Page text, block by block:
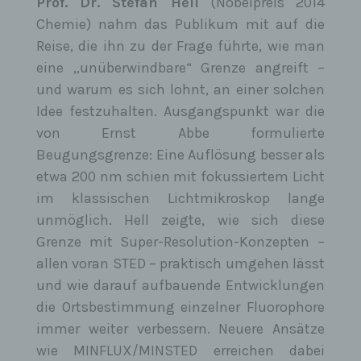
Chemie) nahm das Publikum mit auf die
Reise, die ihn zu der Frage führte, wie man
eine „unüberwindbare“ Grenze angreift –
und warum es sich lohnt, an einer solchen
Idee festzuhalten. Ausgangspunkt war die
von Ernst Abbe formulierte
Beugungsgrenze: Eine Auflösung besser als
etwa 200 nm schien mit fokussiertem Licht
im klassischen Lichtmikroskop lange
unmöglich. Hell zeigte, wie sich diese
Grenze mit Super-Resolution-Konzepten –
allen voran STED – praktisch umgehen lässt
und wie darauf aufbauende Entwicklungen
die Ortsbestimmung einzelner Fluorophore
immer weiter verbessern. Neuere Ansätze
wie MINFLUX/MINSTED erreichen dabei
Abs. 1 DS-GVO das Recht, zu erwirken, dass die
personenbezogenen Daten direkt von einem
übermittelt werden, soweit dies technisch machbar ist
und sofern hiervon nicht die Rechte und Freiheiten
anderer Personen beeinträchtigt werden.
Zur Geltendmachung des Rechts auf
Datenübertragbarkeit kann sich die betroffene Person
jederzeit an uns wenden.
g) Recht auf Widerspruch
Jede von der Verarbeitung personenbezogener Daten
betroffene Person hat das vom Europäischen
Richtlinien- und Verordnungsgeber gewährte Recht,
aus Gründen, die sich aus ihrer besonderen Situation
ergeben, jederzeit gegen die Verarbeitung sie
betreffender personenbezogener Daten, die aufgrund
von Art. 6 Abs. 1 Buchstaben e oder f DS-GVO erfolgt,
Widerspruch einzulegen. Dies gilt auch für ein auf
diese Bestimmungen gestütztes Profiling.
Wir verarbeiten die personenbezogenen Daten im
Falle des Widerspruchs nicht mehr, es sei denn, wir
Verarbeitung nachweisen, die den Interessen, Rechten